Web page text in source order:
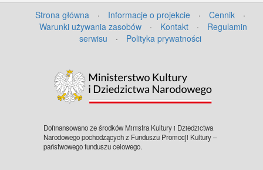
Strona główna · Informacje o projekcie · Cennik
·
Warunki używania zasobów
· Kontakt ·
Regulamin
serwisu
· Polityka prywatności
Dofinansowano ze środków Ministra Kultury i Dziedzictwa
Narodowego pochodzących z Funduszu Promocji Kultury –
państwowego funduszu celowego.